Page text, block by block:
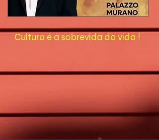
Cultura é a sobrevida da vida !